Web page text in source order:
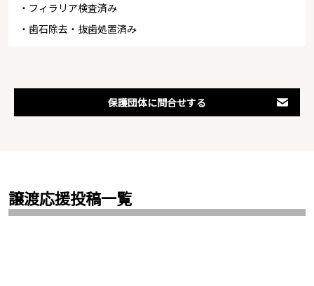
・フィラリア検査済み
・歯石除去・抜歯処置済み
保護団体に問合せする
譲渡応援投稿一覧